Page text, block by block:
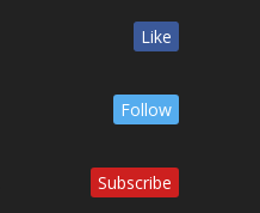
Like
Follow
Subscribe